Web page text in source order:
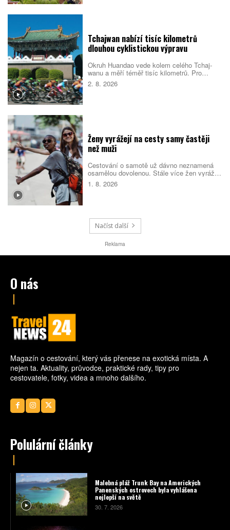
Tchajwan nabízí tisíc kilometrů
dlouhou cyklistickou výpravu
Okruh Huandao vede kolem celého Tchaj-
wanu a měří téměř tisíc kilometrů. Pro
místní představuje oblíbený přechodový
rituál, turistům zase ukazuje odlehlé pobřeží,
2. 8. 2026
Ženy vyrážejí na cesty samy častěji
než muži
Cestování o samotě už dávno neznamená
osamělou dovolenou. Stále více žen vyráží
do světa bez partnera či rodiny, zároveň ale
vyhledává malé skupiny stejně naladěných
1. 8. 2026
Načíst další
Reklama
O nás
Magazín o cestování, který vás přenese na exotická místa. A
nejen ta. Aktuality, průvodce, praktické rady, tipy pro
cestovatele, fotky, videa a mnoho dalšího.
Polulární články
Malebná pláž Trunk Bay na Amerických
Panenských ostrovech byla vyhlášena
nejlepší na světě
30. 7. 2026